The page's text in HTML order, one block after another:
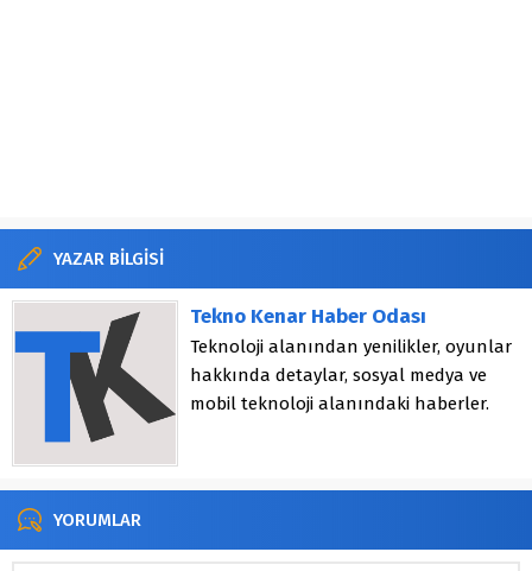
YAZAR BİLGİSİ
Tekno Kenar Haber Odası
Teknoloji alanından yenilikler, oyunlar
hakkında detaylar, sosyal medya ve
mobil teknoloji alanındaki haberler.
YORUMLAR